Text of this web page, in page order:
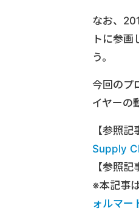
なお、
トに参
う。
今回のプ
イヤーの
【参照記
Supply
【参照
※本記事
ォルマー